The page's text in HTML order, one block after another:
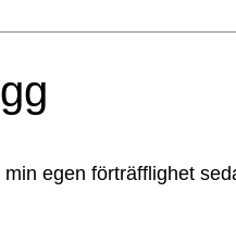
egen förträfflighet